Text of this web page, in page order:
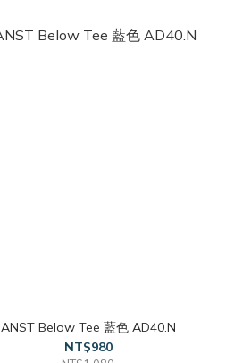
ANST Below Tee 藍色 AD40.N
NT$980